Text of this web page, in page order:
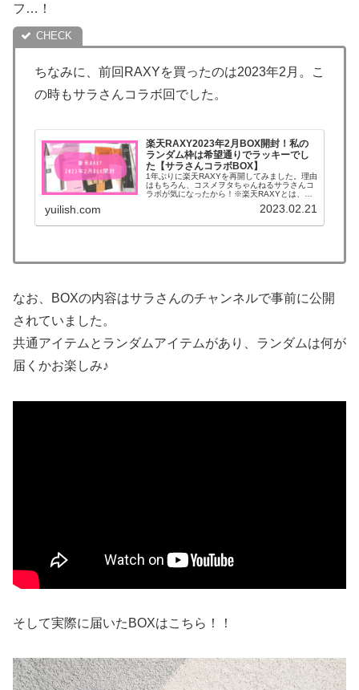
フ…！
ちなみに、前回RAXYを買ったのは2023年2月。こ
の時もサラさんコラボ回でした。
楽天RAXY2023年2月BOX開封！私の
ランダム枠は希望通りでラッキーでし
た【サラさんコラボBOX】
1年ぶりに楽天RAXYを再開してみました。理由
はもちろん、コスメヲタちゃんねるサラさんコ
ラボが気になったから！※楽天RAXYとは、
2,480円で毎月コスメが届くサブスク。 月末
までに申し込むと、翌月から届き始めます。楽
yuilish.com 2023.02.21
なお、BOXの内容はサラさんのチャンネルで事前に公開
されていました。
共通アイテムとランダムアイテムがあり、ランダムは何が
届くかお楽しみ♪
そして実際に届いたBOXはこちら！！